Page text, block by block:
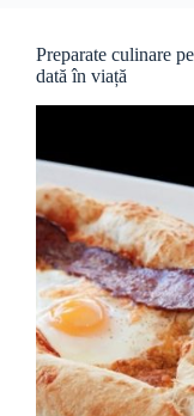
Preparate culinare
dată în viață